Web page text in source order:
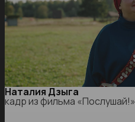
Наталия Дзыга
кадр из фильма «Послушай!»